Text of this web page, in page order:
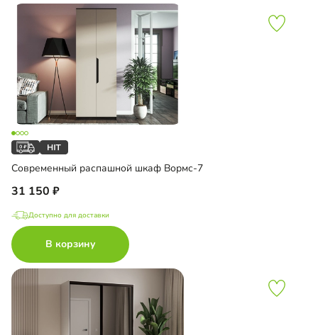
Современный распашной шкаф Вормс-7
31 150
Доступно для доставки
В корзину